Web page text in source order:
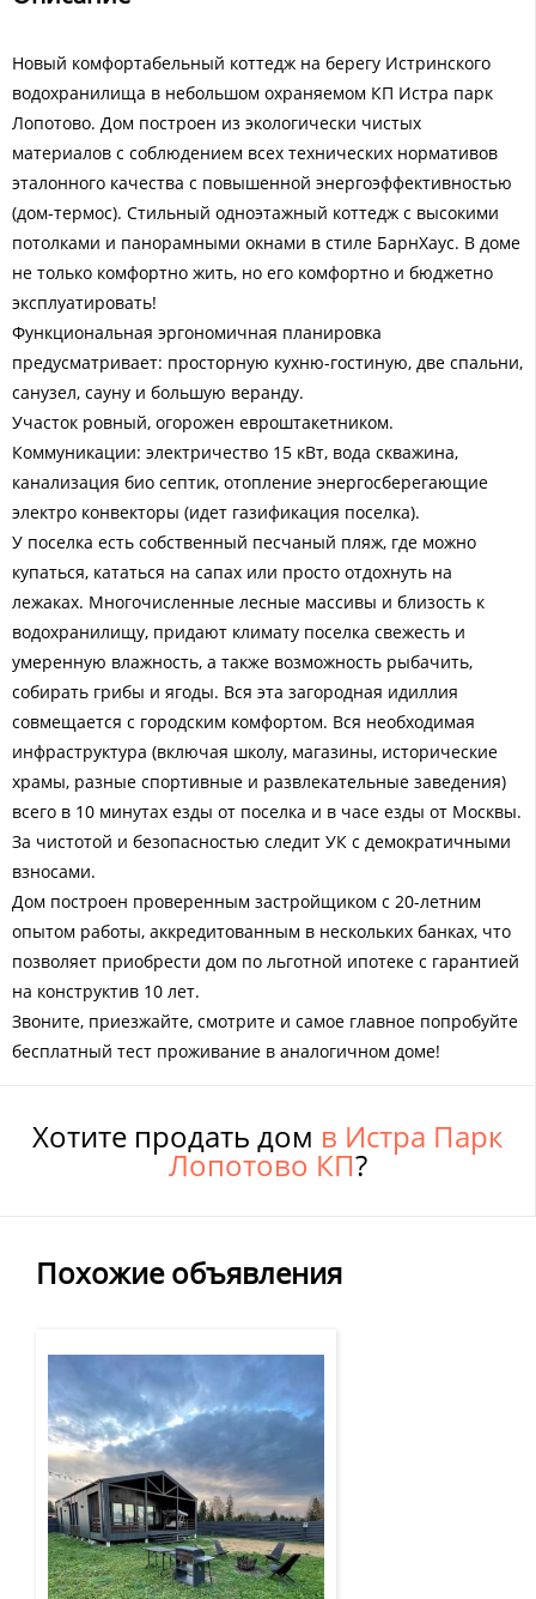
Новый комфортабельный коттедж на берегу Истринского
водохранилища в небольшом охраняемом КП Истра парк
Лопотово. Дом построен из экологически чистых
материалов с соблюдением всех технических нормативов
эталонного качества с повышенной энергоэффективностью
(дом-термос). Стильный одноэтажный коттедж с высокими
потолками и панорамными окнами в стиле БарнХаус. В доме
не только комфортно жить, но его комфортно и бюджетно
эксплуатировать!
Функциональная эргономичная планировка
предусматривает: просторную кухню-гостиную, две спальни,
санузел, сауну и большую веранду.
Участок ровный, огорожен евроштакетником.
Коммуникации: электричество 15 кВт, вода скважина,
канализация био септик, отопление энергосберегающие
электро конвекторы (идет газификация поселка).
У поселка есть собственный песчаный пляж, где можно
купаться, кататься на сапах или просто отдохнуть на
лежаках. Многочисленные лесные массивы и близость к
водохранилищу, придают климату поселка свежесть и
умеренную влажность, а также возможность рыбачить,
собирать грибы и ягоды. Вся эта загородная идиллия
совмещается с городским комфортом. Вся необходимая
инфраструктура (включая школу, магазины, исторические
храмы, разные спортивные и развлекательные заведения)
всего в 10 минутах езды от поселка и в часе езды от Москвы.
За чистотой и безопасностью следит УК с демократичными
взносами.
Дом построен проверенным застройщиком с 20-летним
опытом работы, аккредитованным в нескольких банках, что
позволяет приобрести дом по льготной ипотеке с гарантией
на конструктив 10 лет.
Звоните, приезжайте, смотрите и самое главное попробуйте
бесплатный тест проживание в аналогичном доме!
Похожие объявления
Хотите продать дом в Истра Парк
Лопотово КП?